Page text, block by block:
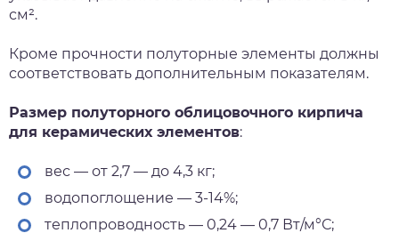
см².
Кроме прочности полуторные элементы должны
соответствовать дополнительным показателям.
Размер полуторного облицовочного кирпича
для керамических элементов:
вес — от 2,7 — до 4,3 кг;
водопоглощение — 3-14%;
теплопроводность — 0,24 — 0,7 Вт/м°С;